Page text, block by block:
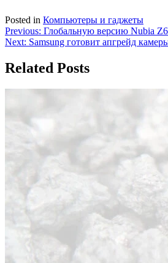
Posted in Компьютеры и гаджеты
Навигация
по
записям
Previous: Глобальную версию Nubia
Next: Samsung готовит апгрейд
Related Posts